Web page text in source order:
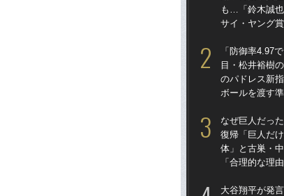
も…「鈴木誠也
サイ・ヤング
「防御率4.97
目・松井裕樹
のパドレス新
ボールを渡す
なぜ巨人だっ
復帰「巨人だ
体」と古巣・
「合理的な理
大谷翔平が発